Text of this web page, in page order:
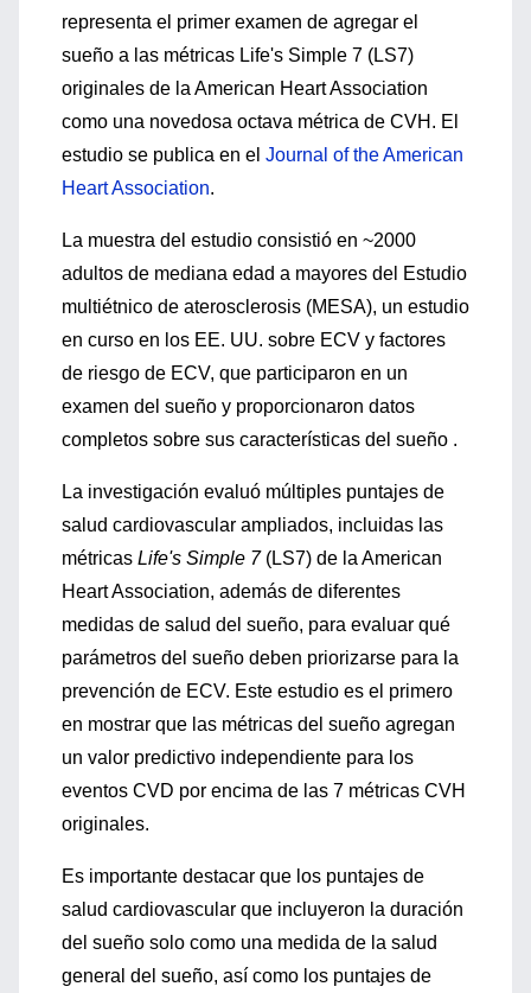
representa el primer examen de agregar el
sueño a las métricas Life's Simple 7 (LS7)
originales de la American Heart Association
como una novedosa octava métrica de CVH. El
estudio se publica en el Journal of the American
Heart Association.
La muestra del estudio consistió en ~2000
adultos de mediana edad a mayores del Estudio
multiétnico de aterosclerosis (MESA), un estudio
en curso en los EE. UU. sobre ECV y factores
de riesgo de ECV, que participaron en un
examen del sueño y proporcionaron datos
completos sobre sus características del sueño .
La investigación evaluó múltiples puntajes de
salud cardiovascular ampliados, incluidas las
métricas Life's Simple 7(LS7) de la American
Heart Association, además de diferentes
medidas de salud del sueño, para evaluar qué
parámetros del sueño deben priorizarse para la
prevención de ECV. Este estudio es el primero
en mostrar que las métricas del sueño agregan
un valor predictivo independiente para los
eventos CVD por encima de las 7 métricas CVH
originales.
Es importante destacar que los puntajes de
salud cardiovascular que incluyeron la duración
del sueño solo como una medida de la salud
general del sueño, así como los puntajes de